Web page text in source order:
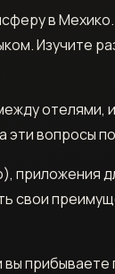
в Мехико.
Изучите
отелями,
вопросы
свои